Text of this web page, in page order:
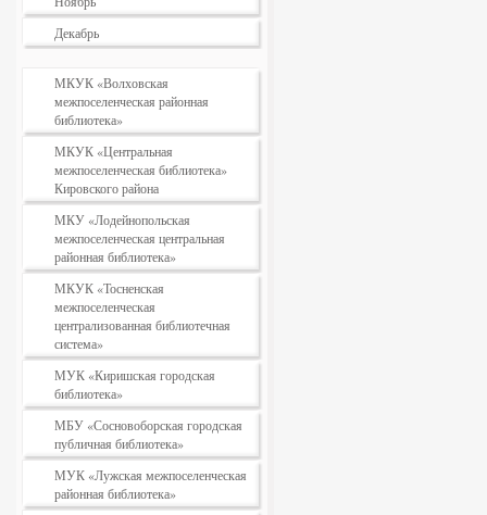
Декабрь
МКУК «Волховская
межпоселенческая районная
библиотека»
МКУК «Центральная
межпоселенческая библиотека»
Кировского района
МКУ «Лодейнопольская
межпоселенческая центральная
районная библиотека»
МКУК «Тосненская
межпоселенческая
централизованная библиотечная
система»
МУК «Киришская городская
библиотека»
МБУ «Сосновоборская городская
публичная библиотека»
МУК «Лужская межпоселенческая
районная библиотека»